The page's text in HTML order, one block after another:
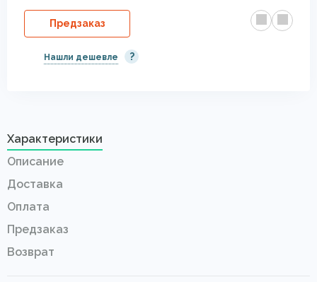
Предзаказ
Нашли дешевле ?
Характеристики
Описание
Доставка
Оплата
Предзаказ
Возврат